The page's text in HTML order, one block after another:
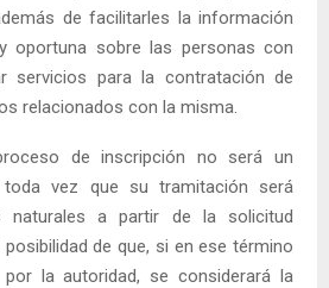
de facilitarles la información
oportuna sobre las personas con
servicios para la contratación de
relacionados con la misma.
de inscripción no será un
toda vez que su tramitación será
naturales a partir de la solicitud
de que, si en ese término
la autoridad, se considerará la